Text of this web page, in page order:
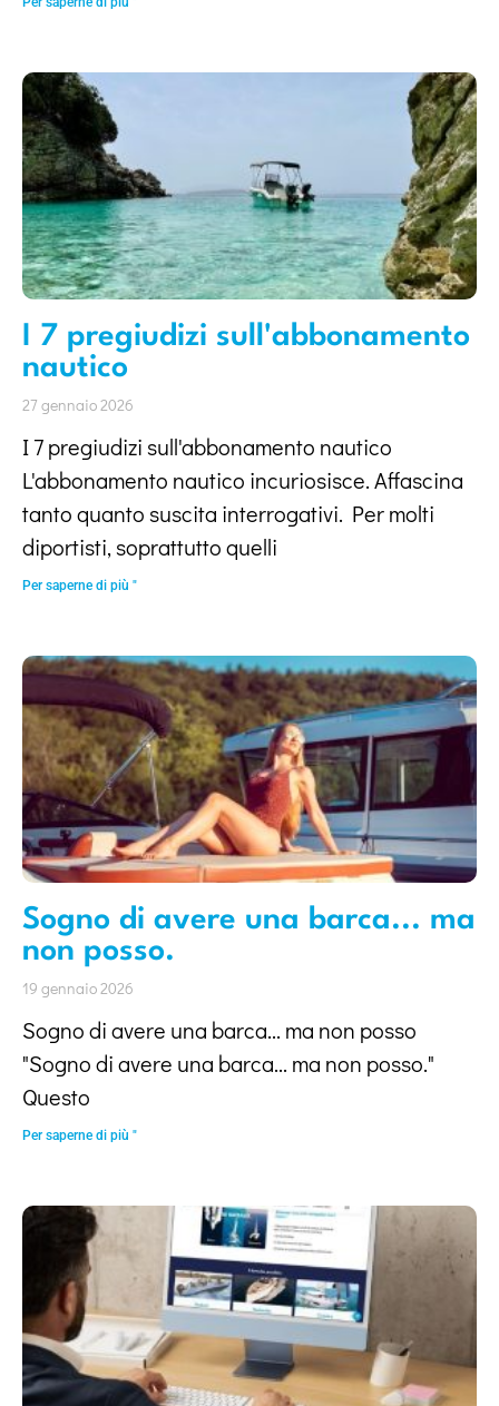
I 7 pregiudizi sull'abbonamento
nautico
27 gennaio 2026
I 7 pregiudizi sull'abbonamento nautico
L'abbonamento nautico incuriosisce. Affascina
tanto quanto suscita interrogativi. Per molti
diportisti, soprattutto quelli
Per saperne di più "
Sogno di avere una barca... ma
non posso.
19 gennaio 2026
Sogno di avere una barca... ma non posso
"Sogno di avere una barca... ma non posso."
Questo
Per saperne di più "